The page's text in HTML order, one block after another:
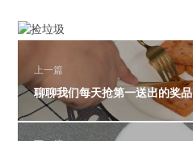
上一篇
聊聊我们每天抢第一送出的奖品